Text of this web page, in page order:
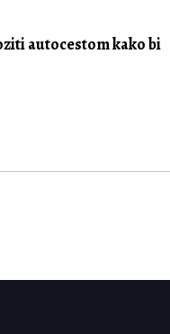
autocestom kako bi